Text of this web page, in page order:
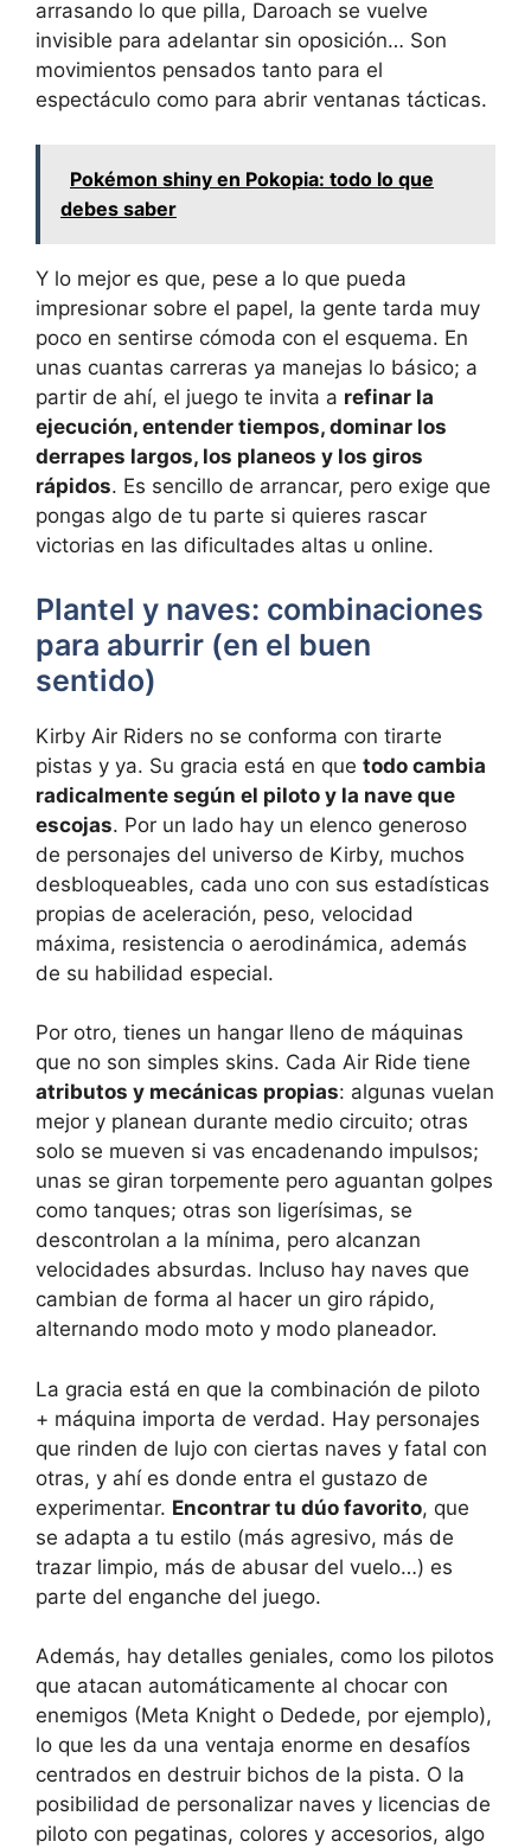
arrasando lo que pilla, Daroach se vuelve
invisible para adelantar sin oposición… Son
movimientos pensados tanto para el
espectáculo como para abrir ventanas tácticas.
Pokémon shiny en Pokopia: todo lo que
debes saber
Y lo mejor es que, pese a lo que pueda
impresionar sobre el papel, la gente tarda muy
poco en sentirse cómoda con el esquema. En
unas cuantas carreras ya manejas lo básico; a
partir de ahí, el juego te invita a refinar la
ejecución, entender tiempos, dominar los
derrapes largos, los planeos y los giros
rápidos. Es sencillo de arrancar, pero exige que
pongas algo de tu parte si quieres rascar
victorias en las dificultades altas u online.
Plantel y naves: combinaciones
para aburrir (en el buen
sentido)
Kirby Air Riders no se conforma con tirarte
pistas y ya. Su gracia está en que todo cambia
radicalmente según el piloto y la nave que
escojas. Por un lado hay un elenco generoso
de personajes del universo de Kirby, muchos
desbloqueables, cada uno con sus estadísticas
propias de aceleración, peso, velocidad
máxima, resistencia o aerodinámica, además
de su habilidad especial.
Por otro, tienes un hangar lleno de máquinas
que no son simples skins. Cada Air Ride tiene
atributos y mecánicas propias: algunas vuelan
mejor y planean durante medio circuito; otras
solo se mueven si vas encadenando impulsos;
unas se giran torpemente pero aguantan golpes
como tanques; otras son ligerísimas, se
descontrolan a la mínima, pero alcanzan
velocidades absurdas. Incluso hay naves que
cambian de forma al hacer un giro rápido,
alternando modo moto y modo planeador.
La gracia está en que la combinación de piloto
+ máquina importa de verdad. Hay personajes
que rinden de lujo con ciertas naves y fatal con
otras, y ahí es donde entra el gustazo de
experimentar. Encontrar tu dúo favorito, que
se adapta a tu estilo (más agresivo, más de
trazar limpio, más de abusar del vuelo…) es
parte del enganche del juego.
Además, hay detalles geniales, como los pilotos
que atacan automáticamente al chocar con
enemigos (Meta Knight o Dedede, por ejemplo),
lo que les da una ventaja enorme en desafíos
centrados en destruir bichos de la pista. O la
posibilidad de personalizar naves y licencias de
piloto con pegatinas, colores y accesorios, algo